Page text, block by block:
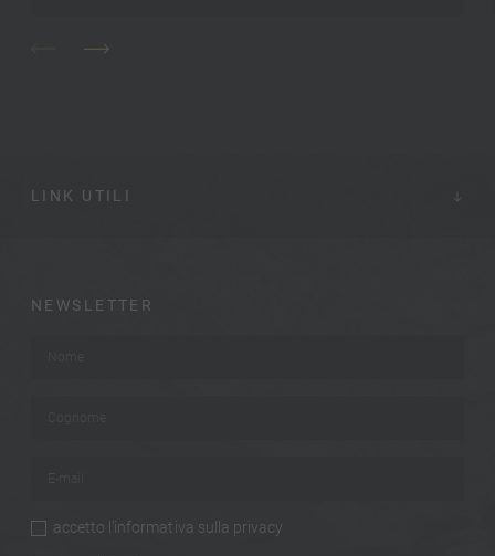
LINK UTILI
NEWSLETTER
privacy
accetto l’informativa sulla privacy